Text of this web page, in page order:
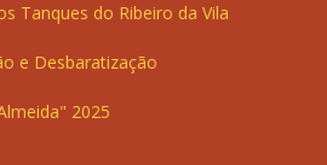
Tanques do Ribeiro da Vila
e Desbaratização
2025